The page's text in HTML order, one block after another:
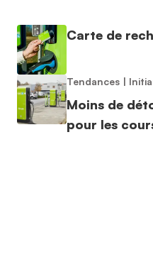
Carte de
Tendances |
Moins de
pour les